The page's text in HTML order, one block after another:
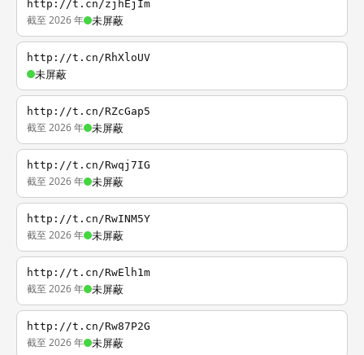
http://t.cn/zjhEjIm
截至 2026 年 未屏蔽
http://t.cn/RhXloUV
未屏蔽
http://t.cn/RZcGap5
截至 2026 年 未屏蔽
http://t.cn/Rwqj7IG
截至 2026 年 未屏蔽
http://t.cn/RwINM5Y
截至 2026 年 未屏蔽
http://t.cn/RwElh1m
截至 2026 年 未屏蔽
http://t.cn/Rw87P2G
截至 2026 年 未屏蔽